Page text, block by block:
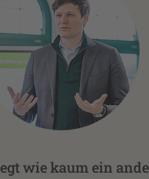
wie kaum ein